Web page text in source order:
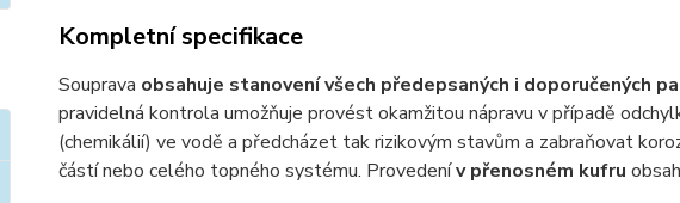
Kompletní specifikace
Souprava obsahuje stanovení všech předepsaných i doporučených
pravidelná kontrola umožňuje provést okamžitou nápravu v případě
(chemikálií) ve vodě a předcházet tak rizikovým stavům a zabraňovat
částí nebo celého topného systému. Provedenív přenosném kufru